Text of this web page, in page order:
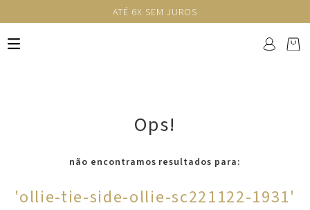
ATÉ 6X SEM JUROS
Ops!
não encontramos resultados para:
'ollie-tie-side-ollie-sc221122-1931'